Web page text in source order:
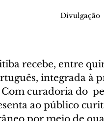
Divulgação
recebe, entre
integrada à
curadoria do
ao público
por meio de